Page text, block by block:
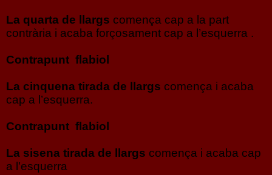
La quarta de llargs comença cap a la part
contrària i acaba forçosament cap a l’esquerra .
Contrapunt flabiol
La cinquena tirada de llargs comença i acaba
cap a l’esquerra.
Contrapunt flabiol
La sisena tirada de llargs comença i acaba cap
a l’esquerra